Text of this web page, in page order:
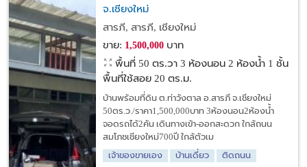
จ.เชียงใหม่
สารภี, สารภี, เชียงใหม่
ขาย: 1,500,000บาท
พื้นที่ 50 ตร.วา 3 ห้องนอน 2 ห้องน้ำ 1 ชั้น
พื้นที่ใช้สอย 20 ตร.ม.
บ้านพร้อมที่ดิน ต.ท่าวังตาล อ.สารภี จ.เชียงใหม่
50ตร.ว./ราคา1,500,000บาท 3ห้องนอน2ห้องน้ำ
จอดรถได้2คัน เดินทางเข้า-ออกสะดวก ใกล้ถนน
สมโภชเชียงใหม่700ปี ใกล้ตัวเม
เจ้าของขายเอง
บ้านเดี่ยว ติดถนน